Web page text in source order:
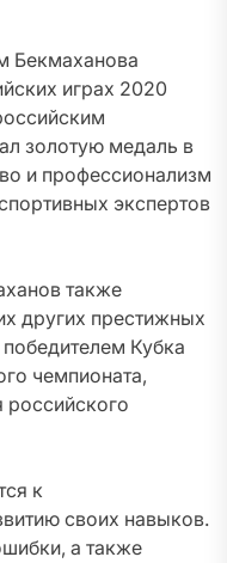
Бекмаханова
играх 2020
золотую медаль в
и профессионализм
экспертов
также
других престижных
Кубка
чемпионата,
российского
к
своих навыков.
а также